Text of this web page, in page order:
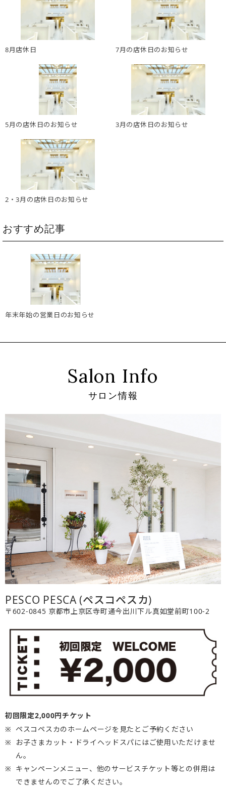
8月店休日 7月の店休日のお知らせ
5月の店休日のお知らせ 3月の店休日のお知らせ
2・3月の店休日のお知らせ
おすすめ記事
年末年始の営業日のお知らせ
Salon Info
サロン情報
PESCO PESCA (ペスコペスカ)
〒602-0845 京都市上京区寺町通今出川下ル真如堂前町100-2
初回限定2,000円チケット
ペスコペスカのホームページを見たとご予約ください
お子さまカット・ドライヘッドスパにはご使用いただけませ
ん。
キャンペーンメニュー、他のサービスチケット等との併用は
できませんのでご了承ください。